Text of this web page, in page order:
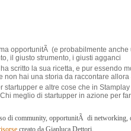
opportunitÃ (e probabilmente anche
il giusto strumento, i giusti agganci
ha scritto la sua ricetta, e pur essendo
non hai una storia da raccontare allora
startupper e altre cose che in
meglio di startupper in azione per
di community, opportunitÃ di
creato da Gianluca Dettori.